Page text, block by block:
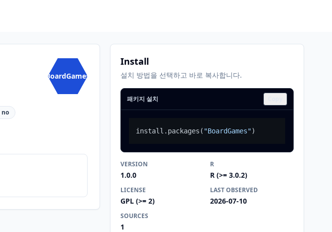
BoardGames
no
Install
설치 방법을 선택하고 바로 복사합니다.
패키지 설치
install.packages ( "BoardGames")
VERSION
1.0.0
R
R (>= 3.0.2)
LICENSE
GPL (>= 2)
LAST OBSERVED
2026-07-10
SOURCES
1